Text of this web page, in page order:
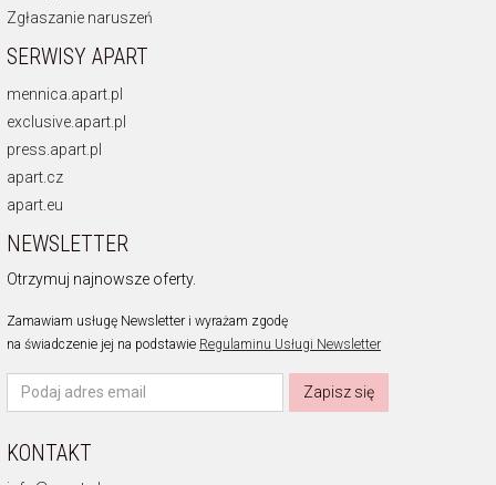
Zgłaszanie naruszeń
SERWISY APART
mennica.apart.pl
exclusive.apart.pl
press.apart.pl
apart.cz
apart.eu
NEWSLETTER
Otrzymuj najnowsze oferty.
Zamawiam usługę Newsletter i wyrażam zgodę
na świadczenie jej na podstawie Regulaminu Usługi Newsletter
Zapisz się
KONTAKT